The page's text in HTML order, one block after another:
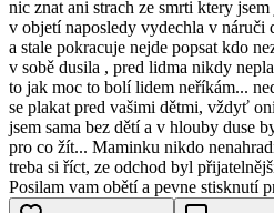
nic znat ani strach ze smrti ktery
v objetí naposledy vydechla v náruči
a stale pokracuje nejde popsat kdo
v sobě dusila , pred lidma nikdy
to jak moc to bolí lidem neříkám...
se plakat pred vašimi dětmi, vždyť
jsem sama bez dětí a v hlouby duse
pro co žít... Maminku nikdo
treba si říct, ze odchod byl
Posilam vam obětí a pevne stisknutí